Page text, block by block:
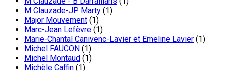
M Clauzade-JP Marty (1)
Major Mouvement (1)
Marc-Jean Lefèvre (1)
Marie-Chantal Canivenc-Lavier et Emeline Lavier (1)
Michel FAUCON (1)
Michel Montaud (1)
Michèle Caffin (1)